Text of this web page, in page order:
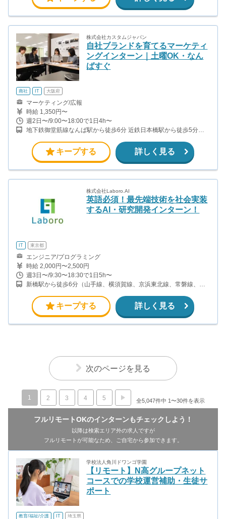
株式会社カスタムジャパン
自社ブランドを育てるマーケティ
ングインターン｜土曜OK・なん
ばすぐ
商社 IT 大阪府
マーケティング/広報
時給 1,350円〜
週2日〜/9:00〜18:00で1日4h〜
地下鉄御堂筋線なんば駅から徒歩6分 近鉄日本橋駅から徒歩5分
キープする 詳しく見る
株式会社Laboro.AI
英語必須！最先端技術を社会実装
するAI・研究開発インターン！
IT 東京都
エンジニア/プログラミング
時給 2,000円〜2,500円
週3日〜/9:30〜18:30で1日5h〜
新橋駅から徒歩6分（山手線、横須賀線、京浜東北線、常磐線、ほ
線） 東銀座駅から徒歩6分（日比谷線、都営浅草線）
キープする 詳しく見る
次のページを見る
1 2 3 4 5 全5,047件中 1〜30件を表示
フルリモートOKのインターンもチェックしよう！
以降は検索エリア外の求人ですが
フルリモートが可能なため、ご自宅から参加できます。
学校法人角川ドワンゴ学園
【リモート】N高グループネット
コースでの学校運営補助・生徒サ
ポート
教育/福祉/介護 IT 埼玉県